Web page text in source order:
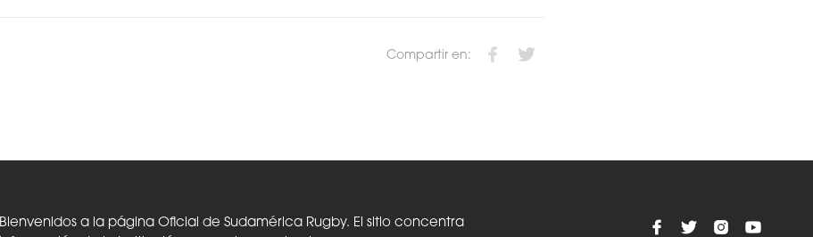
Compartir en:
Bienvenidos a la página Oficial de Sudamérica Rugby. El sitio concentra